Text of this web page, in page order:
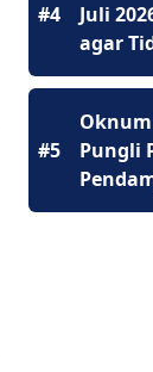
#4
Juli
agar
#5
Pungli